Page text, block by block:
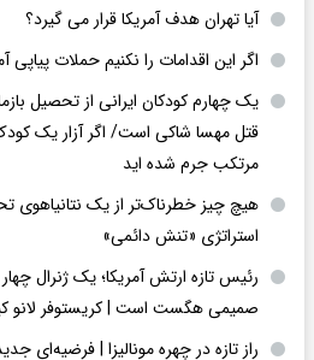
آیا تهران هدف آمریکا قرار می گیرد؟
اگر این اقدامات را نکنیم حملات
یک چهارم کودکان ایرانی از تحصیل
قتل مهسا شاکی است/ اگر آزار یک
مرتکب جرم شده اید
هیچ چیز خطرناک‌تر از یک نتانیاهوی
استراتژی «تنش دائمی»
رئیس تازه ارتش آمریکا؛ یک ژنرال
صمیمی هگست است | کریستوفر لانو
راز تازه در چهره مونالیزا | فرضیه‌ای